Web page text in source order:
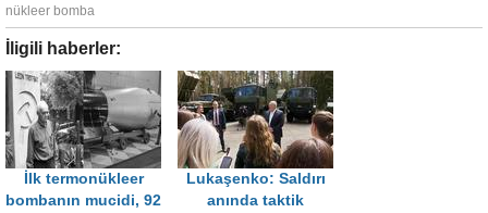
nükleer bomba
İligili haberler:
İlk termonükleer
bombanın mucidi, 92
Lukaşenko: Saldırı
anında taktik